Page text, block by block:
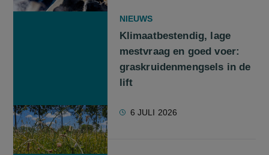
NIEUWS
Klimaatbestendig, lage
mestvraag en goed voer:
graskruidenmengsels in de
lift
6 JULI 2026